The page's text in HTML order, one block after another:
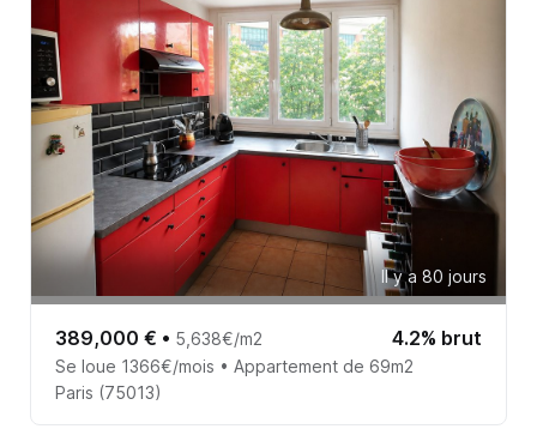
Il y a 80 jours
389,000 € • 5,638€/m2 4.2% brut
Se loue 1366€/mois • Appartement de 69m2
Paris (75013)